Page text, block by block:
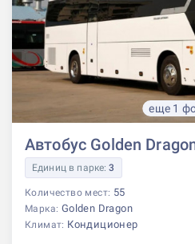
еще 1
Автобус Golden
Единиц в парке:3
Количество мест: 55
Марка: Golden Dragon
Климат: Кондиционер